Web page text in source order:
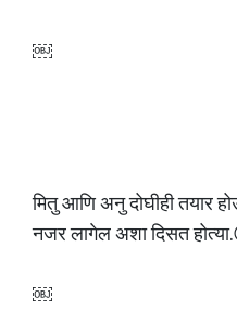
￼
मितु आणि अनु दोघीही तयार
नजर लागेल अशा दिसत
￼